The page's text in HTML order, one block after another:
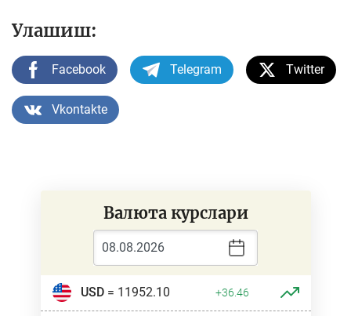
Улашиш:
Facebook Telegram Twitter
Vkontakte
Валюта курслари
USD= 11952.10 +36.46